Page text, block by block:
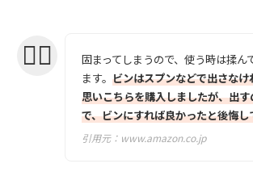
固まってしまうので、使う時は揉ん
ます。 ビンはスプンなどで出さな
思いこちらを購入しましたが、出
で、ビンにすれば良かったと後悔し
引用元： www.amazon.co.jp